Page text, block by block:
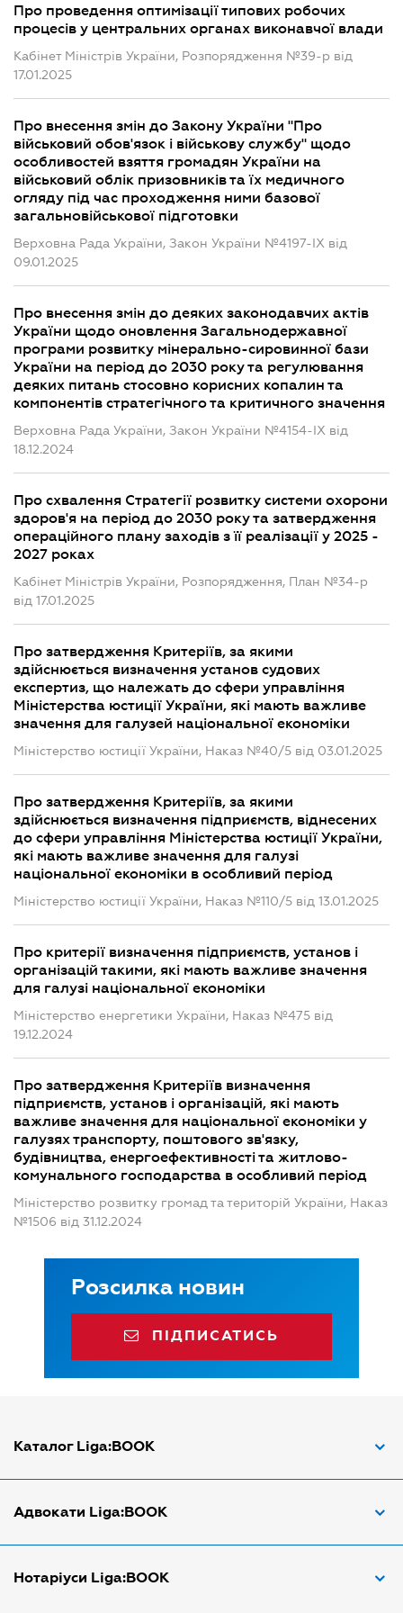
Про проведення оптимізації типових робочих
процесів у центральних органах виконавчої влади
Кабінет Міністрів України, Розпорядження №39-р від
17.01.2025
Про внесення змін до Закону України "Про
військовий обов'язок і військову службу" щодо
особливостей взяття громадян України на
військовий облік призовників та їх медичного
огляду під час проходження ними базової
загальновійськової підготовки
Верховна Рада України, Закон України №4197-IX від
09.01.2025
Про внесення змін до деяких законодавчих актів
України щодо оновлення Загальнодержавної
програми розвитку мінерально-сировинної бази
України на період до 2030 року та регулювання
деяких питань стосовно корисних копалин та
компонентів стратегічного та критичного значення
Верховна Рада України, Закон України №4154-IX від
18.12.2024
Про схвалення Стратегії розвитку системи охорони
здоров'я на період до 2030 року та затвердження
операційного плану заходів з її реалізації у 2025 -
2027 роках
Кабінет Міністрів України, Розпорядження, План №34-р
від 17.01.2025
Про затвердження Критеріїв, за якими
здійснюється визначення установ судових
експертиз, що належать до сфери управління
Міністерства юстиції України, які мають важливе
значення для галузей національної економіки
Міністерство юстиції України, Наказ №40/5 від 03.01.2025
Про затвердження Критеріїв, за якими
здійснюється визначення підприємств, віднесених
до сфери управління Міністерства юстиції України,
які мають важливе значення для галузі
національної економіки в особливий період
Міністерство юстиції України, Наказ №110/5 від 13.01.2025
Про критерії визначення підприємств, установ і
організацій такими, які мають важливе значення
для галузі національної економіки
Міністерство енергетики України, Наказ №475 від
19.12.2024
Про затвердження Критеріїв визначення
підприємств, установ і організацій, які мають
важливе значення для національної економіки у
галузях транспорту, поштового зв'язку,
будівництва, енергоефективності та житлово-
комунального господарства в особливий період
Міністерство розвитку громад та територій України, Наказ
№1506 від 31.12.2024
Розсилка новин
ПІДПИСАТИСЬ
Каталог Liga:BOOK
Адвокат по ДТП
Арбітражний керуючий
Адвокати Liga:BOOK
Адвокати Дніпра
Нотаріуси Liga:BOOK